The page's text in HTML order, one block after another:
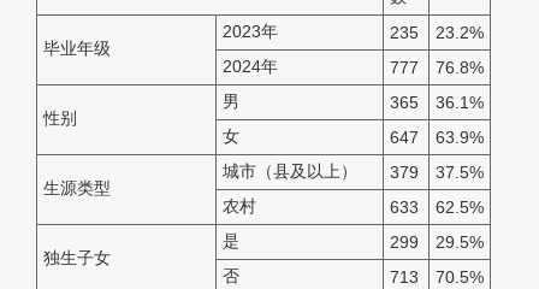
毕业年级
2023年 235
23.2%
2024年
777 76.8%
性别
男 365
36.1%
女
647 63.9%
生源类型
城市（县及以上） 379
37.5%
农村
633 62.5%
独生子女
是 299
29.5%
否
713 70.5%